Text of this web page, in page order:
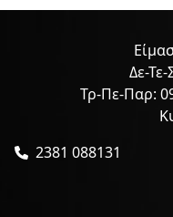
Δε-
Τρ-Πε-Παρ:
2381 088131